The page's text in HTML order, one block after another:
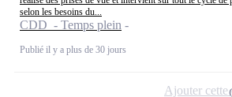
selon les besoins du...
CDD - Temps plein
Publié il y a plus de 30 jours
Ajouter cette